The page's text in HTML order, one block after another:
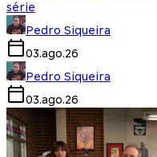
série
Pedro Siqueira
03.ago.26
Pedro Siqueira
03.ago.26